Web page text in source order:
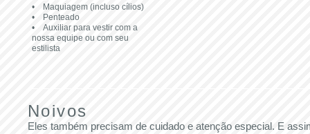
Noivos
Eles também precisam de cuidado e atenção especial. E
• Maquiagem (incluso cílios)
• Penteado
• Auxiliar para vestir com a
nossa equipe ou com seu
estilista